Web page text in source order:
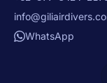
WhatsApp